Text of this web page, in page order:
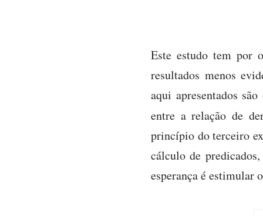
Este estudo tem por
resultados menos
aqui apresentados
entre a relação de
princípio do terceiro
cálculo de
esperança é estimular